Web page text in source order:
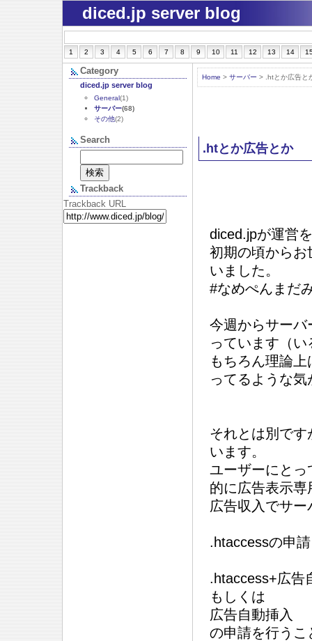
diced.jp server blog
1 2 3 4 5 6 7 8 9 10 11 12 13 14
Home > サーバー > .htとか広告と
.htとか広告とか
diced.jpが運営
初期の頃からお
いました。
#なめぺんまだ
今週からサーバ
っています（
もちろん理論
ってるような
それとは別で
います。
ユーザーにとっ
的に広告表示
広告収入でサ
.htaccessの申
.htaccess+広告
もしくは
広告自動挿入
の申請を行うこ
Category
diced.jp server blog
General(1)
サーバー(68)
その他(2)
Search
Trackback
Trackback URL